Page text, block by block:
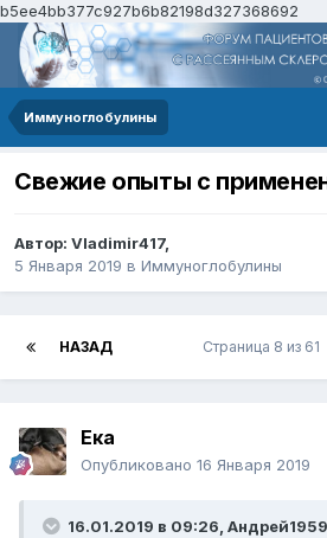
b5ee4bb377c927b6b82198d327368692
Иммуноглобулины
Свежие опыты с
Автор: Vladimir417,
5 Января 2019 в Иммуноглобулины
НАЗАД Страница 8 из 61
Ека
Опубликовано 16 Января 2019
16.01.2019 в 09:26, Андрей1959